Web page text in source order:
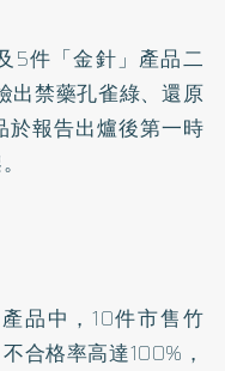
5件「金針」產品二
出禁藥孔雀綠、還原
於報告出爐後第一時
品中，10件市售竹
合格率高達100%，